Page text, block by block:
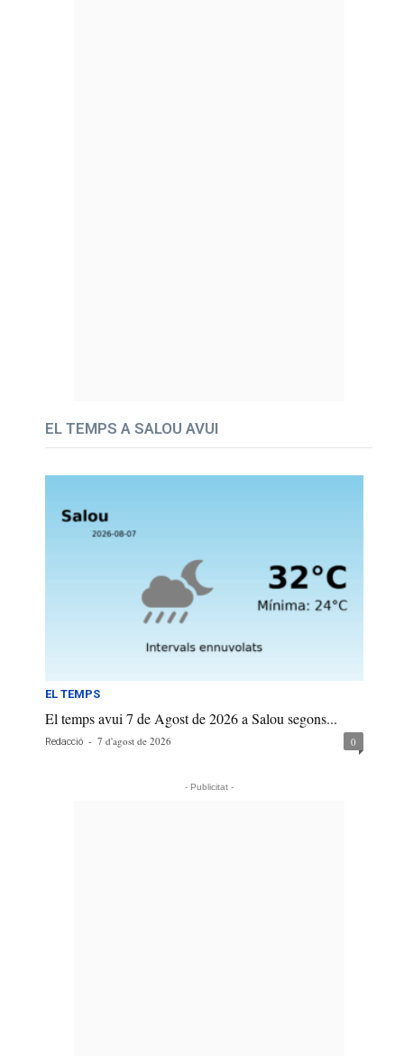
EL TEMPS A SALOU AVUI
EL TEMPS
El temps avui 7 de Agost de 2026 a Salou segons...
Redacció - 7 d'agost de 2026 0
- Publicitat -